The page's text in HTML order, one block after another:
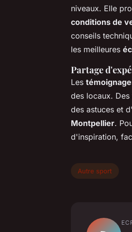
niveaux. Elle
conditions de
conseils
les meilleures
Partage
Les
des locaux.
des astuces et
Montpellier.
d'inspiration,
Autre sport